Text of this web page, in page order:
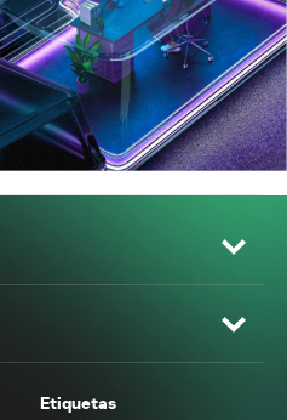
Etiquetas